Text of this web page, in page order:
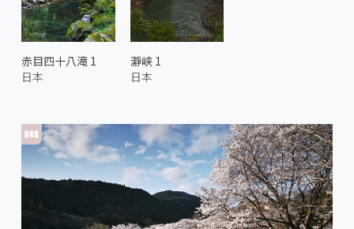
赤目四十八滝 1
日本
瀞峡 1
日本